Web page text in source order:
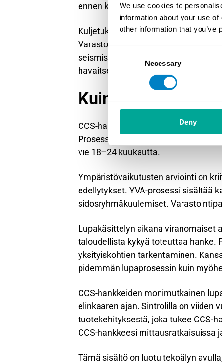
We use cookies to
information about your use
other information that you’ve
Necessary
Deny
ennen kuljetusta ja varastointia.
Kuljetuksen aikana putkistossa
Varastointipaikassa injektiopaineen
seismistä seurantaa mahdollisten
havaitsemiseksi.
Kuinka kauan
CCS-hankkeen lupaprosessi kestää
Prosessi alkaa
vie 18–24 kuukautta.
Ympäristövaikutusten arviointi on
edellytykset. YVA-prosessi sisältää
sidosryhmäkuulemiset.
Lupakäsittelyn aikana viranomaiset
taloudellista kykyä toteuttaa hanke.
yksityiskohtien tarkentaminen.
pidemmän lupaprosessin kuin
CCS-hankkeiden monimutkainen
elinkaaren ajan. Sintrolilla on viiden
tuotekehityksestä, joka tukee CCS-
CCS-hankkeesi mittausratkaisuissa
Tämä sisältö on luotu tekoälyn